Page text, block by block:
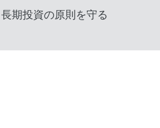
期投資の原則を守る